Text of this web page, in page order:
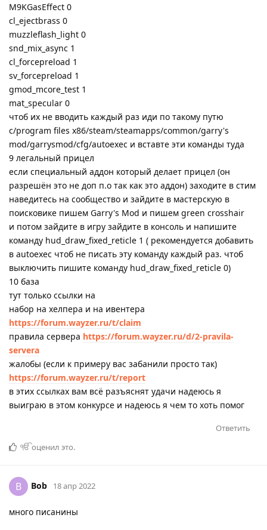
M9KGasEffect 0
cl_ejectbrass 0
muzzleflash_light 0
snd_mix_async 1
cl_forcepreload 1
sv_forcepreload 1
gmod_mcore_test 1
mat_specular 0
чтоб их не вводить каждый раз иди по такому путю
c/program files x86/steam/steamapps/common/garry's
mod/garrysmod/cfg/autoexec и вставте эти команды туда
9 легальный прицел
если специальный аддон который делает прицел (он
разрешён это не доп п.о так как это аддон) заходите в стим
наведитесь на сообщество и зайдите в мастерскую в
поисковике пишем Garry's Mod и пишем green crosshair
и потом зайдите в игру зайдите в консоль и напишите
команду hud_draw_fixed_reticle 1 ( рекомендуется добавить
в autoexec чтоб не писать эту команду каждый раз. чтоб
выключить пишите команду hud_draw_fixed_reticle 0)
10 база
тут только ссылки на
набор на хелпера и на ивентера
https://forum.wayzer.ru/t/claim
правила сервера https://forum.wayzer.ru/d/2-pravila-
servera
жалобы (если к примеру вас забанили просто так)
https://forum.wayzer.ru/t/report
в этих ссылках вам всё разъяснят удачи надеюсь я
выиграю в этом конкурсе и надеюсь я чем то хоть помог
Ответить
ੴоценил это.
B Bob 18 апр 2022
много писанины